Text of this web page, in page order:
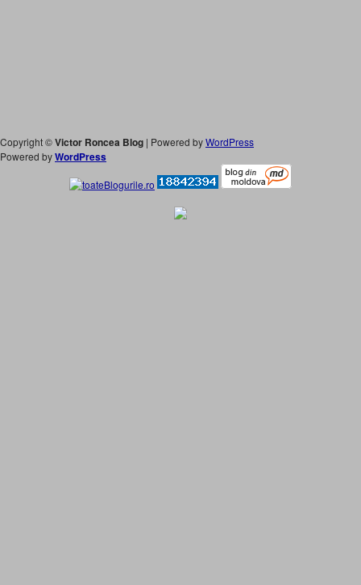
Copyright ©Victor Roncea Blog | Powered byWordPress
Powered byWordPress